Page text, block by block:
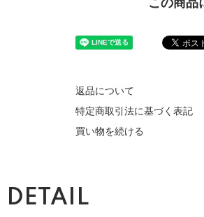
この商品
返品について
特定商取引法に基づく表記
買い物を続ける
DETAIL